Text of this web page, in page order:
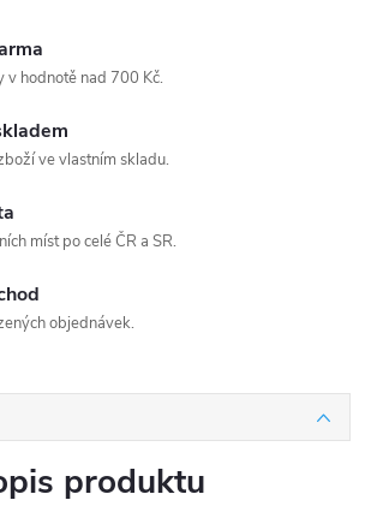
v hodnotě nad 700 Kč.
ve vlastním skladu.
míst po celé ČR a SR.
objednávek.
produktu